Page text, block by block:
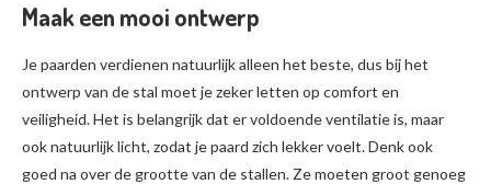
Maak een mooi ontwerp
Je paarden verdienen natuurlijk alleen het beste, dus bij het
ontwerp van de stal moet je zeker letten op comfort en
veiligheid. Het is belangrijk dat er voldoende ventilatie is, maar
ook natuurlijk licht, zodat je paard zich lekker voelt. Denk ook
goed na over de grootte van de stallen. Ze moeten groot genoeg